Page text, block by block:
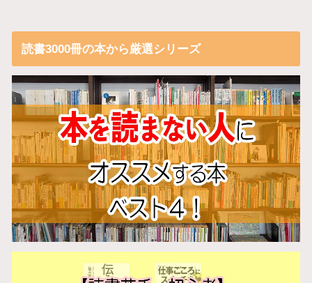
読書3000冊の本から厳選シリーズ